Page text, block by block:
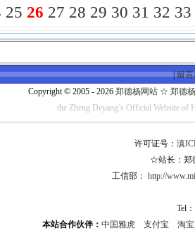
25 26 27 28 29 30 31 32 33
|留
Copyright © 2005 - 2026 郑德杨网站 ☆ 郑德杨
the Zheng Deyang’s Official Website
许可证号： 滇
☆站长：郑
工信部： http://
Tel
本站合作伙伴： 中国雅虎 支付宝
淘